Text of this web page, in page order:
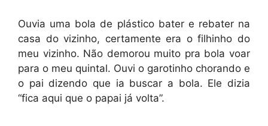
Ouvia uma bola de plástico bater e rebater na
casa do vizinho, certamente era o filhinho do
meu vizinho. Não demorou muito pra bola voar
para o meu quintal. Ouvi o garotinho chorando e
o pai dizendo que ia buscar a bola. Ele dizia
“fica aqui que o papai já volta”.